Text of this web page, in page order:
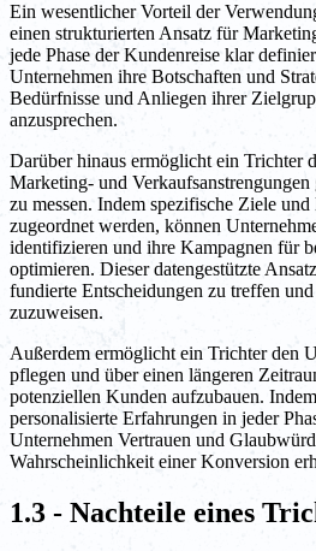
Ein wesentlicher Vorteil der
einen strukturierten Ansatz für
jede Phase der Kundenreise klar
Unternehmen ihre Botschaften und
Bedürfnisse und Anliegen ihrer
anzusprechen.
Darüber hinaus ermöglicht ein Trichter
Marketing- und
zu messen. Indem spezifische Ziele
zugeordnet werden, können
identifizieren und ihre Kampagnen für
optimieren. Dieser datengestützte
fundierte Entscheidungen zu treffen
zuzuweisen.
Außerdem ermöglicht ein Trichter den
pflegen und über einen längeren
potenziellen Kunden aufzubauen.
personalisierte Erfahrungen in jeder
Unternehmen Vertrauen und
Wahrscheinlichkeit einer Konversion
1.3 - Nachteile eines